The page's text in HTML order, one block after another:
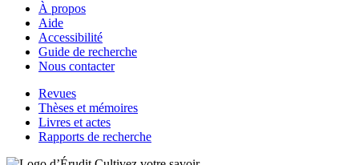
À propos
Aide
Accessibilité
Guide de recherche
Nous contacter
Revues
Thèses et mémoires
Livres et actes
Rapports de recherche